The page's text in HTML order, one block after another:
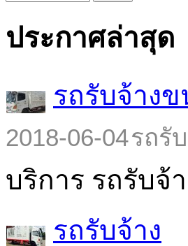
ประกาศล่าสุด
รถรับจ้าง
2018-06-04รถรั
บริการ รถรับจ้
รถรับจ้าง